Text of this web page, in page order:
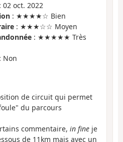
: 02 oct. 2022
: ★★★★☆ Bien
: ★★★☆☆ Moyen
: ★★★★★ Très
: Non
de circuit qui permet
du parcours
commentaire, in fine je
de 11km mais avec un